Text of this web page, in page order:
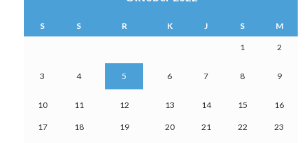
S S R K J S M
1 2
3 4 5 6 7 8 9
10 11 12 13 14 15 16
17 18 19 20 21 22 23